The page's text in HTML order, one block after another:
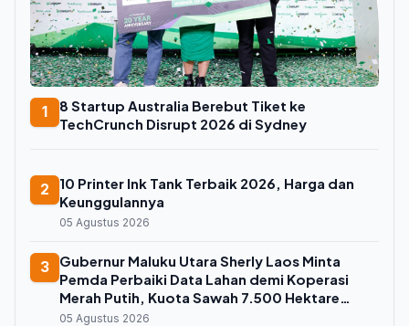
1
8 Startup Australia Berebut Tiket ke
TechCrunch Disrupt 2026 di Sydney
2
10 Printer Ink Tank Terbaik 2026, Harga dan
Keunggulannya
05 Agustus 2026
3
Gubernur Maluku Utara Sherly Laos Minta
Pemda Perbaiki Data Lahan demi Koperasi
Merah Putih, Kuota Sawah 7.500 Hektare
Melayang
05 Agustus 2026